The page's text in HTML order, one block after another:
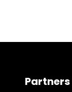
Partners